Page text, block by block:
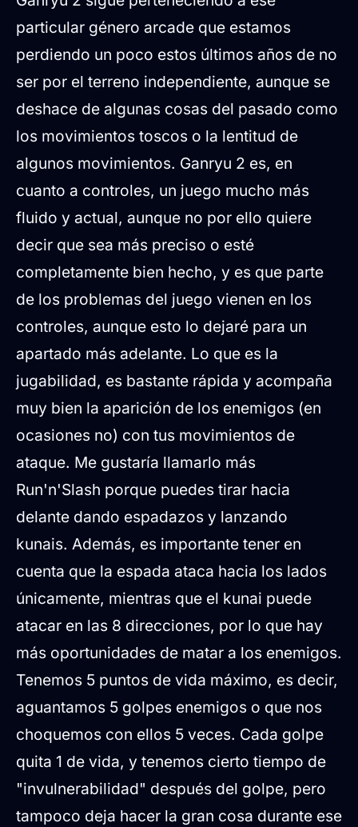
particular género arcade que estamos
perdiendo un poco estos últimos años de no
ser por el terreno independiente, aunque se
deshace de algunas cosas del pasado como
los movimientos toscos o la lentitud de
algunos movimientos. Ganryu 2 es, en
cuanto a controles, un juego mucho más
fluido y actual, aunque no por ello quiere
decir que sea más preciso o esté
completamente bien hecho, y es que parte
de los problemas del juego vienen en los
controles, aunque esto lo dejaré para un
apartado más adelante. Lo que es la
jugabilidad, es bastante rápida y acompaña
muy bien la aparición de los enemigos (en
ocasiones no) con tus movimientos de
ataque. Me gustaría llamarlo más
Run'n'Slash porque puedes tirar hacia
delante dando espadazos y lanzando
kunais. Además, es importante tener en
cuenta que la espada ataca hacia los lados
únicamente, mientras que el kunai puede
atacar en las 8 direcciones, por lo que hay
más oportunidades de matar a los enemigos.
Tenemos 5 puntos de vida máximo, es decir,
aguantamos 5 golpes enemigos o que nos
choquemos con ellos 5 veces. Cada golpe
quita 1 de vida, y tenemos cierto tiempo de
"invulnerabilidad" después del golpe, pero
tampoco deja hacer la gran cosa durante ese